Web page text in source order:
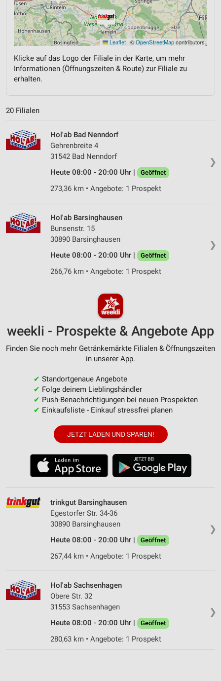
Leaflet |©OpenStreetMapcontributors
Klicke auf das Logo der Filiale in der Karte, um mehr
Informationen (Öffnungszeiten & Route) zur Filiale zu
erhalten.
20 Filialen
❯
Hol'ab Bad Nenndorf
Gehrenbreite 4
31542 Bad Nenndorf
Heute 08:00 - 20:00 Uhr |
Geöffnet
273,36 km • Angebote: 1 Prospekt
❯
Hol'ab Barsinghausen
Bunsenstr. 15
30890 Barsinghausen
Heute 08:00 - 20:00 Uhr |
Geöffnet
266,76 km • Angebote: 1 Prospekt
weekli - Prospekte & Angebote App
Finden Sie noch mehr Getränkemärkte Filialen & Öffnungszeiten
in unserer App.
✔ Standortgenaue Angebote
✔ Folge deinem Lieblingshändler
✔ Push-Benachrichtigungen bei neuen Prospekten
✔ Einkaufsliste - Einkauf stressfrei planen
JETZT LADEN UND SPAREN!
❯
trinkgut Barsinghausen
Egestorfer Str. 34-36
30890 Barsinghausen
Heute 08:00 - 20:00 Uhr |
Geöffnet
267,44 km • Angebote: 1 Prospekt
❯
Hol'ab Sachsenhagen
Obere Str. 32
31553 Sachsenhagen
Heute 08:00 - 20:00 Uhr |
Geöffnet
280,63 km • Angebote: 1 Prospekt